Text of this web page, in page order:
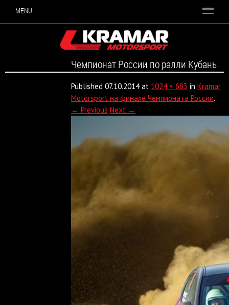
MENU
Чемпионат России по ралли Кубань
Published 07.10.2014at 1024 × 683 in Kramar
Motorsport на финале Чемпионата России.
← Previous Next →